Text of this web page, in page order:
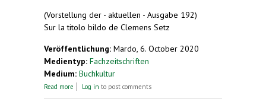
(Vorstellung der - aktuellen - Ausgabe 192)
Sur la titolo bildo de Clemens Setz
Veröffentlichung: Mardo, 6. October 2020
Medientyp: Fachzeitschriften
Medium: Buchkultur
Read more about Von Bienen und Sprachen
Log in to post comments